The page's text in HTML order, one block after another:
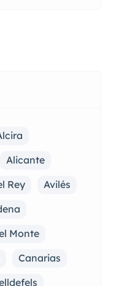
Alicante
Rey
Avilés
Monte
Canarias